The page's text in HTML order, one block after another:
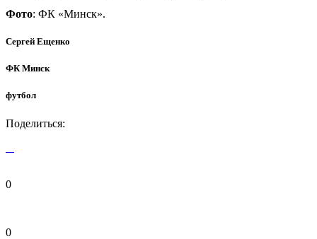
Фото: ФК «Минск».
Сергей Ещенко
ФК Минск
футбол
Поделиться:
0
0